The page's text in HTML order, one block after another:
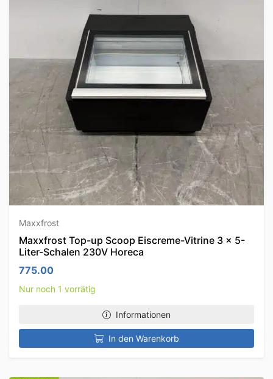
Maxxfrost
Maxxfrost Top-up Scoop Eiscreme-Vitrine 3 x 5-
Liter-Schalen 230V Horeca
775.00
Nur noch 1 vorrätig
Informationen
In den Warenkorb